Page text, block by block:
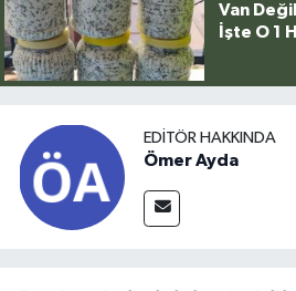
Van
İşte O 1
EDITÖR HAKKINDA
Ömer Ayda